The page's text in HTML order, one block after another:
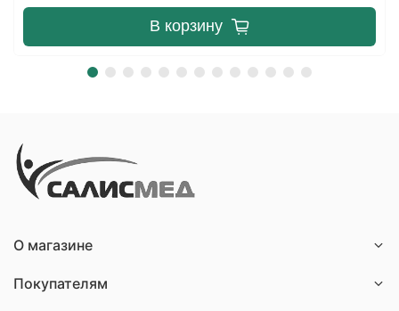
В корзину
О магазине
Покупателям